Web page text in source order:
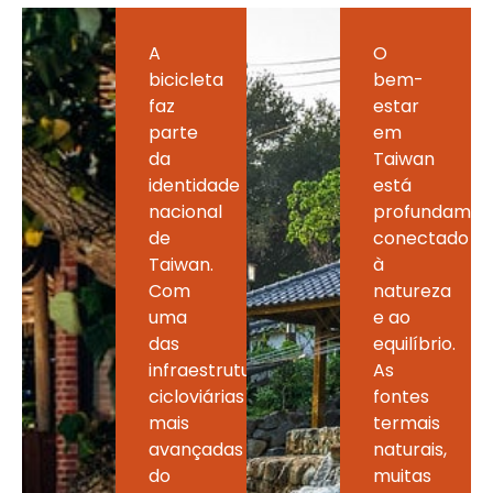
A
bicicleta
faz
parte
da
identidade
nacional
de
Taiwan.
Com
uma
das
infraestruturas
cicloviárias
mais
avançadas
do
O
bem-
estar
em
Taiwan
está
conectado
à
natureza
e ao
equilíbrio.
As
fontes
termais
naturais,
muitas